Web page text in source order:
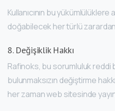
Kullanıcının bu yükümlülüklere
doğabilecek her türlü
8. Değişiklik Hakkı
Rafinoks, bu sorumluluk reddi
bulunmaksızın değiştirme
her zaman web sitesinde